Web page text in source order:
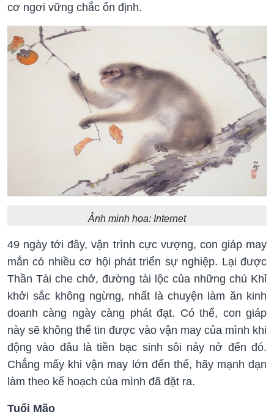
cơ ngơi vững chắc ổn định.
Ảnh minh họa: Internet
49 ngày tới đây, vận trình cực vượng, con giáp may
mắn có nhiều cơ hội phát triển sự nghiệp. Lại được
Thần Tài che chở, đường tài lộc của những chú Khỉ
khởi sắc không ngừng, nhất là chuyện làm ăn kinh
doanh càng ngày càng phát đạt. Có thể, con giáp
này sẽ không thể tin được vào vận may của mình khi
động vào đâu là tiền bạc sinh sôi nảy nở đến đó.
Chẳng mấy khi vận may lớn đến thế, hãy mạnh dạn
làm theo kế hoạch của mình đã đặt ra.
Tuổi Mão